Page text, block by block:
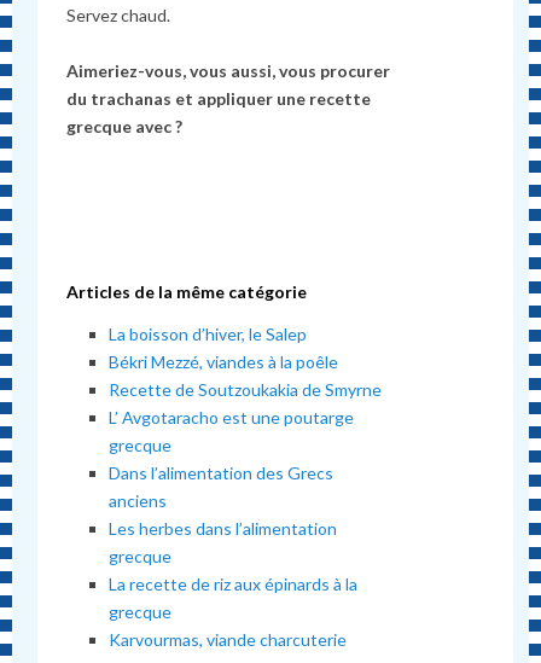
Servez chaud.
Aimeriez-vous, vous aussi, vous procurer
du trachanas et appliquer une recette
grecque avec ?
Articles de la même catégorie
La boisson d’hiver, le Salep
Békri Mezzé, viandes à la poêle
Recette de Soutzoukakia de Smyrne
L’ Avgotaracho est une poutarge
grecque
Dans l’alimentation des Grecs
anciens
Les herbes dans l’alimentation
grecque
La recette de riz aux épinards à la
grecque
Karvourmas, viande charcuterie